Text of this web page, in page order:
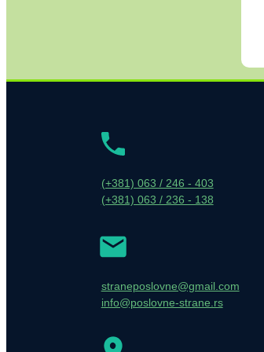
(+381) 063 / 246 - 403
(+381) 063 / 236 - 138
straneposlovne@gmail.com
info@poslovne-strane.rs